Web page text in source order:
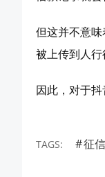
但这并不意
被上传到人行
因此，对于
TAGS: 征信